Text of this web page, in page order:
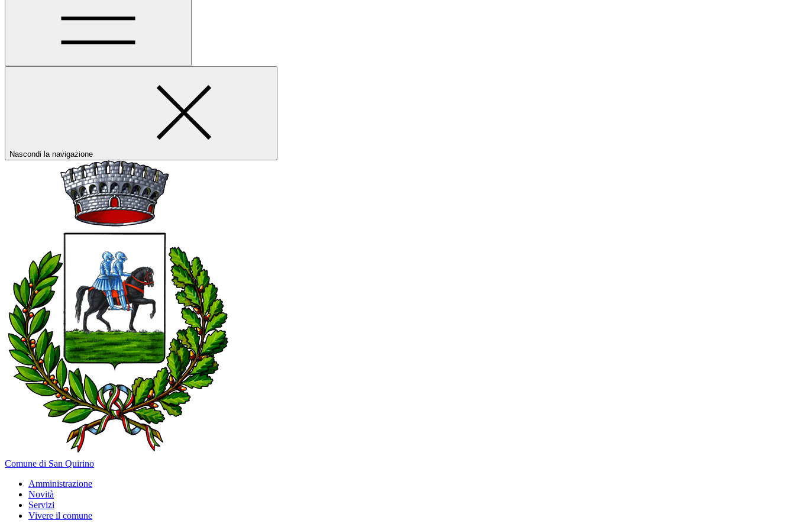
Nascondi la navigazione
Comune di San Quirino
Amministrazione
Novità
Servizi
Vivere il comune